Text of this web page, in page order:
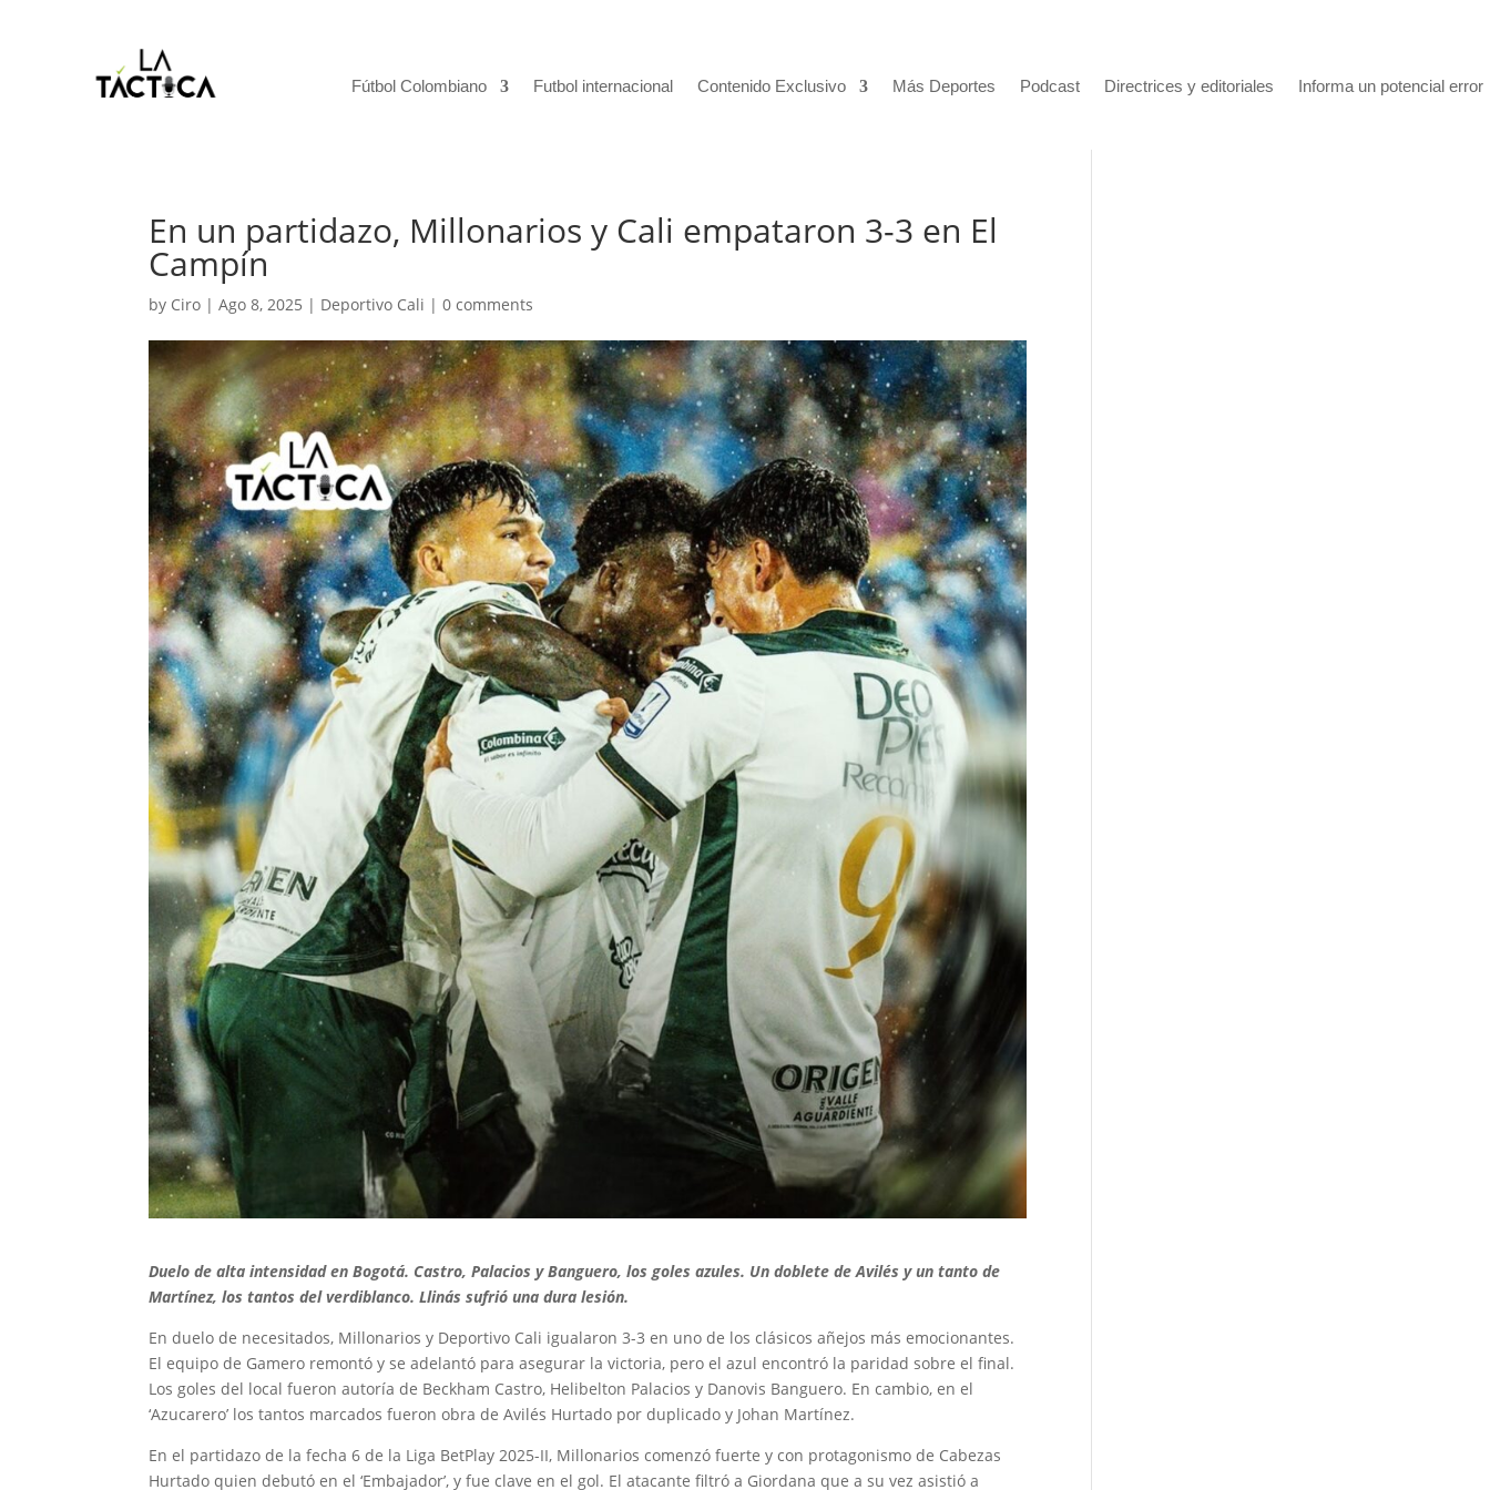
Fútbol Colombiano Futbol internacional Contenido Exclusivo Más Deportes Podcast Directrices y editoriales Informa un potencial error
En un partidazo, Millonarios y Cali empataron 3-3 en El
Campín
by Ciro |Ago 8, 2025 | Deportivo Cali |0 comments
Duelo de alta intensidad en Bogotá. Castro, Palacios y Banguero, los goles azules. Un doblete de Avilés y un tanto de
Martínez, los tantos del verdiblanco. Llinás sufrió una dura lesión.
En duelo de necesitados, Millonarios y Deportivo Cali igualaron 3-3 en uno de los clásicos añejos más emocionantes.
El equipo de Gamero remontó y se adelantó para asegurar la victoria, pero el azul encontró la paridad sobre el final.
Los goles del local fueron autoría de Beckham Castro, Helibelton Palacios y Danovis Banguero. En cambio, en el
‘Azucarero’ los tantos marcados fueron obra de Avilés Hurtado por duplicado y Johan Martínez.
En el partidazo de la fecha 6 de la Liga BetPlay 2025-II, Millonarios comenzó fuerte y con protagonismo de Cabezas
Hurtado quien debutó en el ‘Embajador’, y fue clave en el gol. El atacante filtró a Giordana que a su vez asistió a